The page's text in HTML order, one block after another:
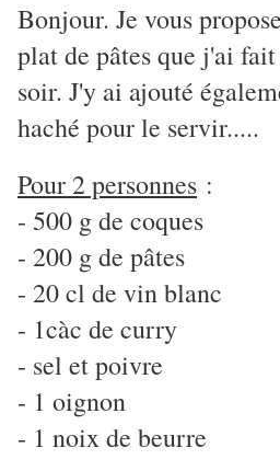
Bonjour. Je vous
plat de pâtes que j'ai
soir. J'y ai ajouté
haché pour le servir.....
Pour 2 personnes :
- 500 g de coques
- 200 g de pâtes
- 20 cl de vin blanc
- 1càc de curry
- sel et poivre
- 1 oignon
- 1 noix de beurre